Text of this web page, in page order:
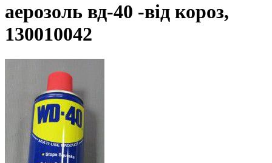
аерозоль вд-40 -від короз,
130010042